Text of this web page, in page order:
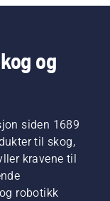
og
siden 1689
til skog,
kravene til
robotikk